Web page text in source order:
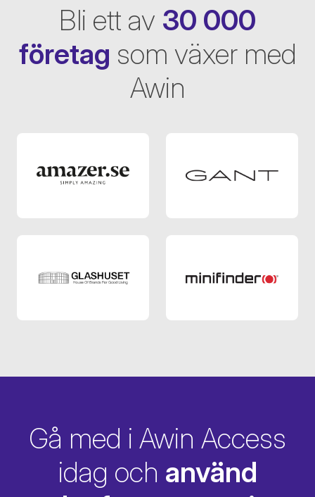
Bli ett av 30 000
företag som växer med
Awin
Amazer SE Gant SE
Glashuset SE Minifinder SE
Gå med i Awin Access
idag och använd